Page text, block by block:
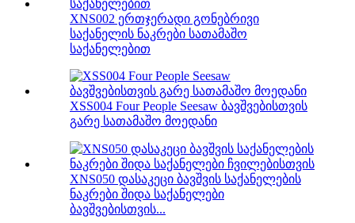
XNS002 ერთჯერადი გონებრივი
საქანელის ნაკრები სათამაშო
საქანელებით
XSS004 Four People Seesaw ბავშვებისთვის
გარე სათამაშო მოედანი
XNS050 დასაკეცი ბავშვის საქანელების
ნაკრები შიდა საქანელები
ბავშვებისთვის...